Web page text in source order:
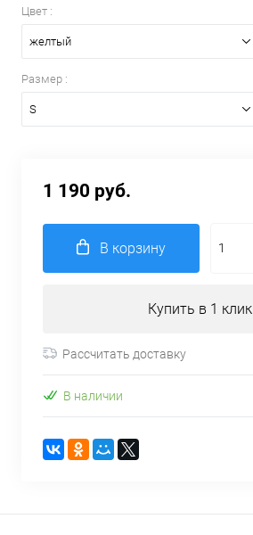
Цвет :
желтый
Размер :
S
1 190 руб.
В корзину
Купить в 1 клик
Рассчитать доставку
В наличии